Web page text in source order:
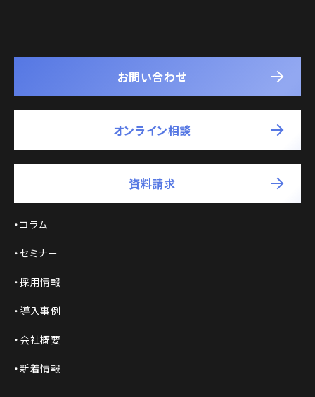
お問い合わせ
オンライン相談
資料請求
コラム
セミナー
採用情報
導入事例
会社概要
新着情報